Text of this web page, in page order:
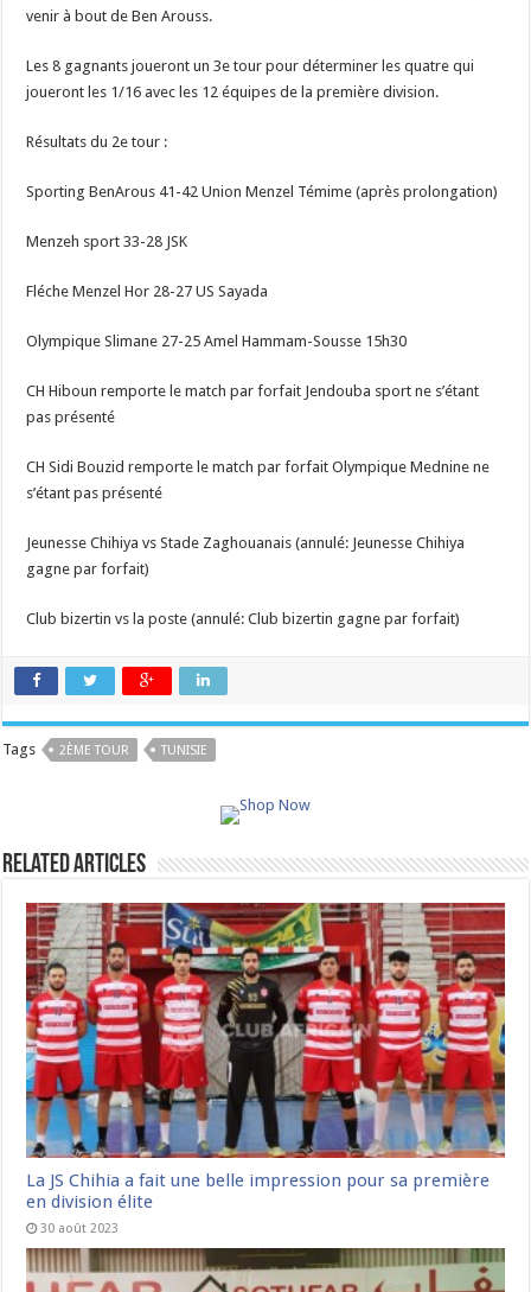
venir à bout de Ben Arouss.
Les 8 gagnants joueront un 3e tour pour déterminer les quatre qui
joueront les 1/16 avec les 12 équipes de la première division.
Résultats du 2e tour :
Sporting BenArous 41-42 Union Menzel Témime (après prolongation)
Menzeh sport 33-28 JSK
Fléche Menzel Hor 28-27 US Sayada
Olympique Slimane 27-25 Amel Hammam-Sousse 15h30
CH Hiboun remporte le match par forfait Jendouba sport ne s’étant
pas présenté
CH Sidi Bouzid remporte le match par forfait Olympique Mednine ne
s’étant pas présenté
Jeunesse Chihiya vs Stade Zaghouanais (annulé: Jeunesse Chihiya
gagne par forfait)
Club bizertin vs la poste (annulé: Club bizertin gagne par forfait)
Tags 2ÈME TOUR TUNISIE
Related Articles
La JS Chihia a fait une belle impression pour sa première
en division élite
30 août 2023